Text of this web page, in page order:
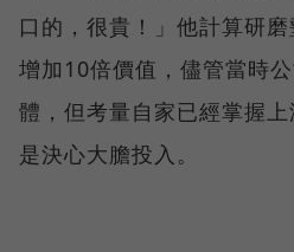
口的，很貴！」他計算研
增加10倍價值，儘管當時
體，但考量自家已經掌握
是決心大膽投入。